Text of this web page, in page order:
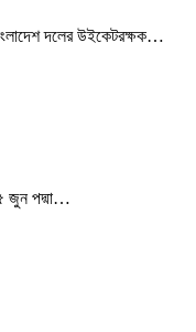
দলের উইকেটরক্ষক…
জুন পদ্মা…